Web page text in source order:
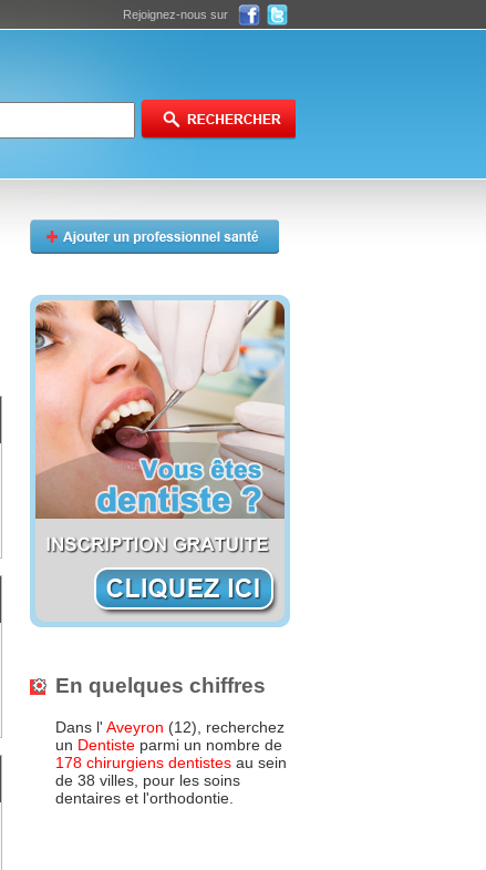
Rejoignez-nous sur
En quelques chiffres
Dans l' Aveyron (12), recherchez
un Dentiste parmi un nombre de
178 chirurgiens dentistes au sein
de 38 villes, pour les soins
dentaires et l'orthodontie.